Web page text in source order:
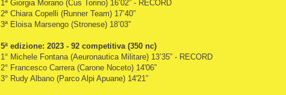
1ª Giorgia Morano (Cus Torino) 16’02” - RECORD
2ª Chiara Copelli (Runner Team) 17’40”
3ª Eloisa Marsengo (Stronese) 18’03”
5ª edizione: 2023 - 92 competitiva (350 nc)
1° Michele Fontana (Aeuronautica Militare) 13’35” - RECORD
2° Francesco Carrera (Carone Noceto) 14'06”
3° Rudy Albano (Parco Alpi Apuane) 14'21”